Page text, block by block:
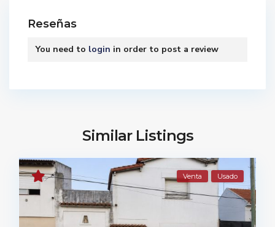
Reseñas
You need to login in order to post a review
Similar Listings
Venta Usado